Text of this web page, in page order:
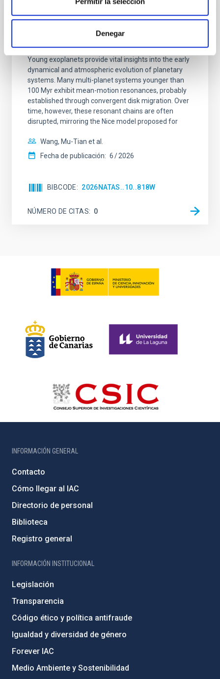
Denegar
An adolescent and near-resonant planetary
Young exoplanets provide vital insights into the early
dynamical and atmospheric evolution of planetary
systems. Many multi-planet systems younger than
100 Myr exhibit mean-motion resonances, probably
established through convergent disk migration. Over
time, however, these resonant chains are often
disrupted, mirroring the Nice model proposed for
Wang, Mu-Tian et al.
Fecha de publicación: 6 2026
BIBCODE 2026NATAS..10..818W
NÚMERO DE CITAS 0
INFORMACIÓN GENERAL
Contacto
Cómo llegar al IAC
Directorio de personal
Biblioteca
Registro general
INFORMACIÓN INSTITUCIONAL
Legislación
Transparencia
Código ético y política antifraude
Igualdad y diversidad de género
Forever IAC
Medio Ambiente y Sostenibilidad